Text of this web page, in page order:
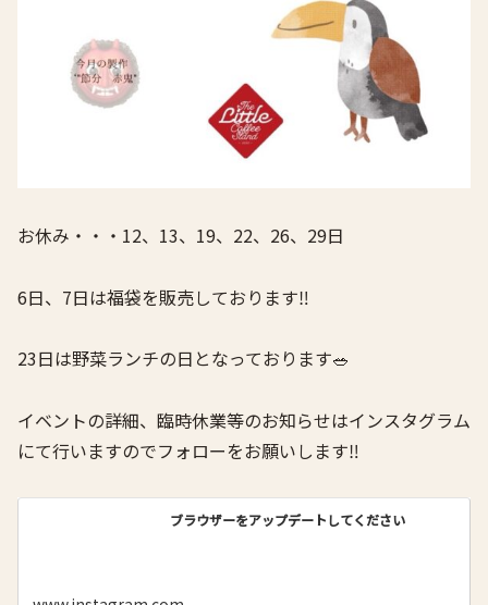
お休み・・・12、13、19、22、26、29日
6日、7日は福袋を販売しております‼️
23日は野菜ランチの日となっております🥗
イベントの詳細、臨時休業等のお知らせはインスタグラム
にて行いますのでフォローをお願いします‼️
ブラウザーをアップデートしてください